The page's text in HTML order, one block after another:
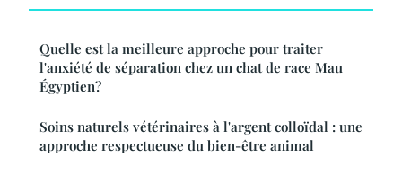
Quelle est la meilleure approche pour traiter
l'anxiété de séparation chez un chat de race Mau
Égyptien?
Soins naturels vétérinaires à l'argent colloïdal : une
approche respectueuse du bien-être animal